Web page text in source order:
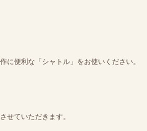
に便利な「シャトル」をお使いください。
せていただきます。